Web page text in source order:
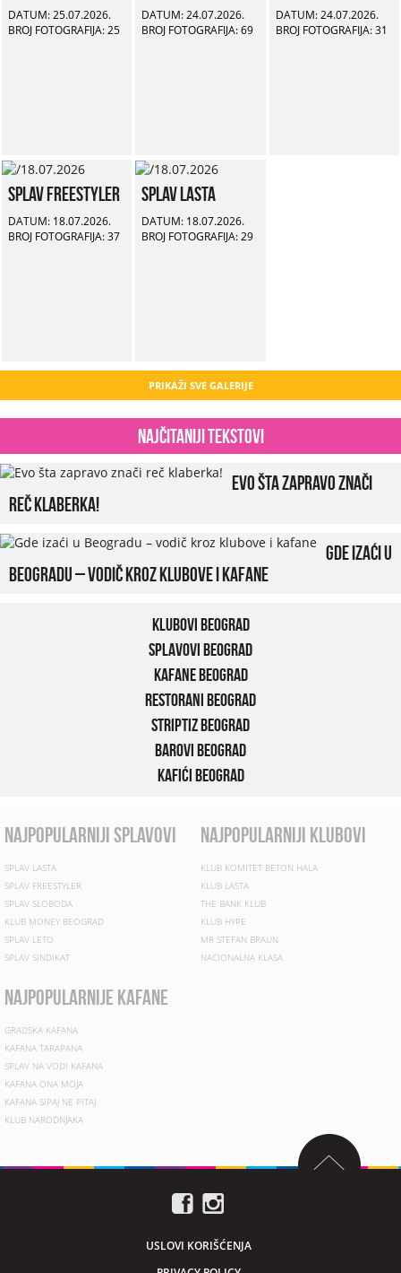
DATUM: 25.07.2026.
BROJ FOTOGRAFIJA: 25
DATUM: 24.07.2026.
BROJ FOTOGRAFIJA: 69
DATUM: 24.07.2026.
BROJ FOTOGRAFIJA: 31
Splav Freestyler
DATUM: 18.07.2026.
BROJ FOTOGRAFIJA: 37
Splav Lasta
DATUM: 18.07.2026.
BROJ FOTOGRAFIJA: 29
PRIKAŽI SVE GALERIJE
Najčitaniji tekstovi
Evo šta zapravo znači
reč klaberka!
Gde izaći u
Beogradu – vodič kroz klubove i kafane
Klubovi Beograd
Splavovi Beograd
Kafane Beograd
Restorani Beograd
Striptiz Beograd
Barovi Beograd
Kafići Beograd
najpopularniji splavovi
SPLAV LASTA
SPLAV FREESTYLER
SPLAV SLOBODA
KLUB MONEY BEOGRAD
SPLAV LETO
SPLAV SINDIKAT
najpopularniji klubovi
KLUB KOMITET BETON HALA
KLUB LASTA
THE BANK KLUB
KLUB HYPE
MR STEFAN BRAUN
NACIONALNA KLASA
najpopularnije kafane
GRADSKA KAFANA
KAFANA TARAPANA
SPLAV NA VODI KAFANA
KAFANA ONA MOJA
KAFANA SIPAJ NE PITAJ
KLUB NARODNJAKA
USLOVI KORIŠĆENJA